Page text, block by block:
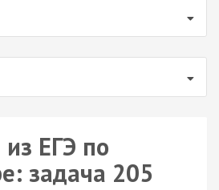
ЕГЭ по
задача 205